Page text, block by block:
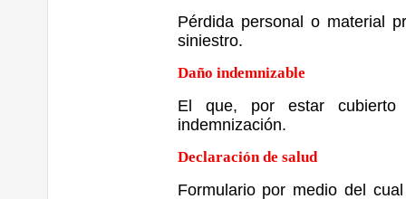
Pérdida personal o material
siniestro.
Daño indemnizable
El que, por estar
indemnización.
Declaración de salud
Formulario por medio del